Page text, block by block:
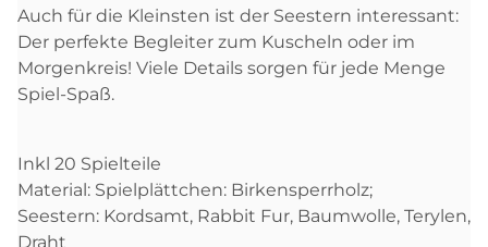
Auch für die Kleinsten ist der Seestern interessant:
Der perfekte Begleiter zum Kuscheln oder im
Morgenkreis! Viele Details sorgen für jede Menge
Spiel-Spaß.
Inkl 20 Spielteile
Material: Spielplättchen: Birkensperrholz;
Seestern: Kordsamt, Rabbit Fur, Baumwolle, Terylen,
Draht